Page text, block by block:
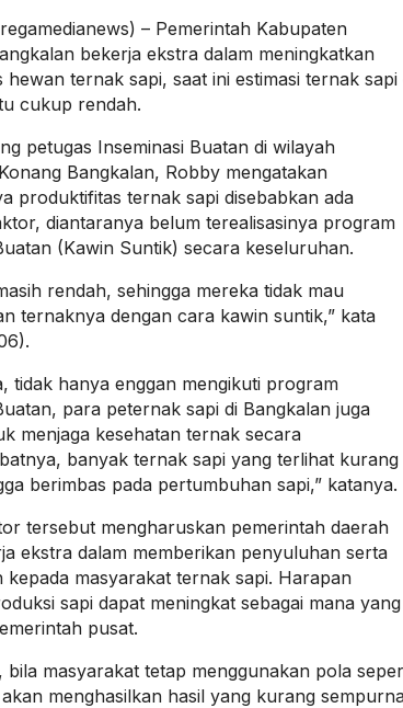
– Pemerintah Kabupaten
bekerja ekstra dalam meningkatkan
hewan ternak sapi, saat ini estimasi ternak sapi
cukup rendah.
petugas Inseminasi Buatan di wilayah
Bangkalan, Robby mengatakan
produktifitas ternak sapi disebabkan ada
diantaranya belum terealisasinya program
(Kawin Suntik) secara keseluruhan.
rendah, sehingga mereka tidak mau
ternaknya dengan cara kawin suntik,” kata
tidak hanya enggan mengikuti program
para peternak sapi di Bangkalan juga
menjaga kesehatan ternak secara
banyak ternak sapi yang terlihat kurang
berimbas pada pertumbuhan sapi,” katanya.
tersebut mengharuskan pemerintah daerah
ekstra dalam memberikan penyuluhan serta
kepada masyarakat ternak sapi. Harapan
sapi dapat meningkat sebagai mana yang
pusat.
bila masyarakat tetap menggunakan pola
menghasilkan hasil yang kurang